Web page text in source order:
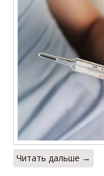
Читать дальше →